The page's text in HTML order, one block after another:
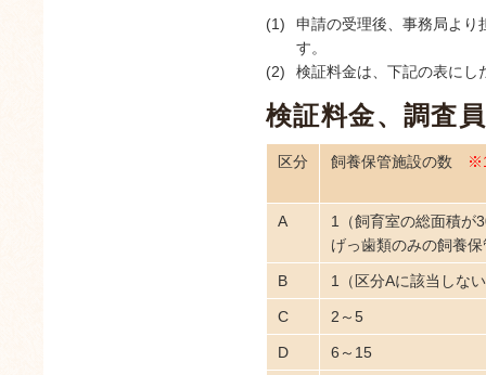
(1)
申請の受理後、事務局より
す。
(2)
検証料金は、下記の表にし
検証料金、調査
区分 飼養保管施設の数
A
1（飼育室の総面積が
げっ歯類のみの飼養
B 1（区分Aに該当しな
C 2～5
D 6～15